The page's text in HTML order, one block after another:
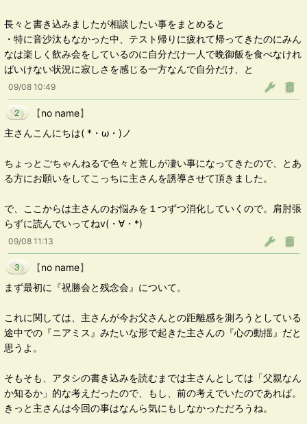
長々と書き込みましたが相談したい事をまとめると
・特に音沙汰もなかった中、テスト帰りに疲れて帰ってきたのにみん
なは楽しく飲み会をしているのに自分だけ一人で晩御飯を食べなけれ
ばいけない状況に寂しさを感じる一方なんで自分だけ、と
09/08 10:49
2 【no name】
主さんこんにちは( *・ω・)ノ
ちょっとごちゃんねるで色々と荒しが凄い事になってきたので、とあ
る方にお願いをしてこっちに主さんを誘導させて頂きました。
で、ここからは主さんのお悩みを１つずつ消化していくので。肩肘張
らずに読んでいってねv(・∀・*)
09/08 11:13
3 【no name】
まず最初に『祝勝会と残念会』について。
これに関しては、主さんが今お父さんとの距離感を測ろうとしている
途中での『ニアミス』みたいな形で起きた主さんの『心の動揺』だと
思うよ。
そもそも、アタシの書き込みを読むまでは主さんとしては「父親なん
か知るか」的な考えだったので、もし、前の考えでいたのであれば。
きっと主さんは今回の事はなんら気にもしなかっただろうね。